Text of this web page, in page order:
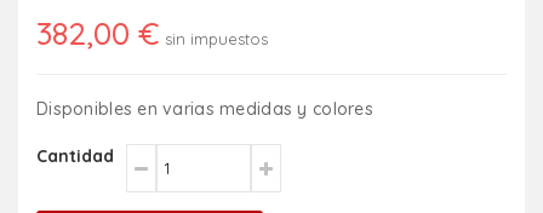
382,00 € sin impuestos
Disponibles en varias medidas y colores
Cantidad